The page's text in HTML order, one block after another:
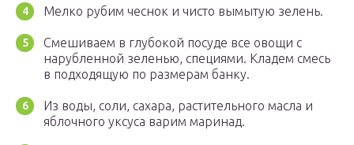
Мелко рубим чеснок и чисто вымытую зелень.
Смешиваем в глубокой посуде все овощи с
нарубленной зеленью, специями. Кладем смесь
в подходящую по размерам банку.
Из воды, соли, сахара, растительного масла и
яблочного уксуса варим маринад.